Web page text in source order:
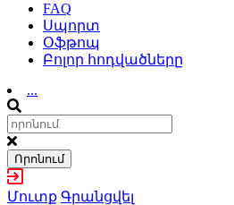
FAQ
Սպորտ
Օֆթոպ
Բոլոր հոդվածները
...
Որոնում
Մուտք Գրանցվել